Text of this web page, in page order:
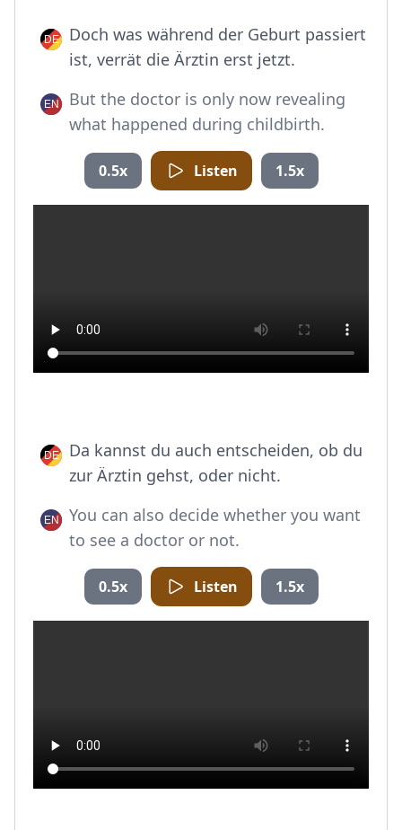
Doch was während der Geburt passiert
ist, verrät die Ärztin erst jetzt.
But the doctor is only now revealing
what happened during childbirth.
0.5x Listen 1.5x
Da kannst du auch entscheiden, ob du
zur Ärztin gehst, oder nicht.
You can also decide whether you want
to see a doctor or not.
0.5x Listen 1.5x